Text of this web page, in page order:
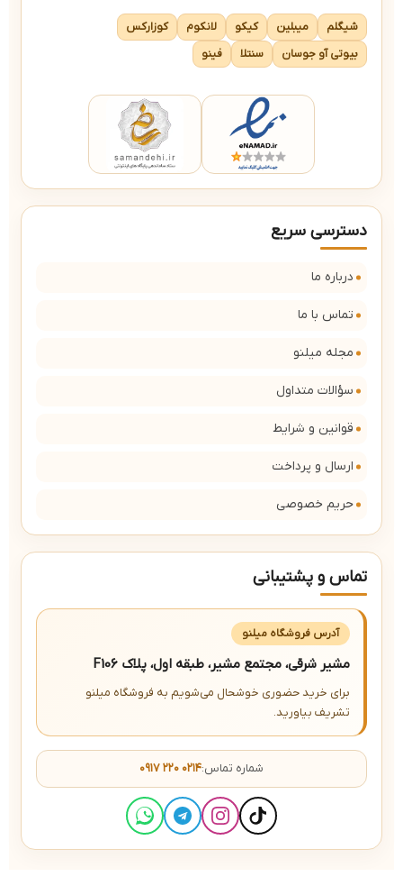
شیگلم میبلین کیکو لانکوم
کوزارکس
بیوتی آو جوسان
سنتلا فینو
دسترسی سریع
درباره ما
تماس با ما
مجله میلنو
سؤالات متداول
قوانین و شرایط
ارسال و پرداخت
حریم خصوصی
تماس و پشتیبانی
آدرس فروشگاه میلنو
مشیر شرقی، مجتمع مشیر، طبقه اول، پلاک F106
برای خرید حضوری خوشحال می‌شویم به فروشگاه میلنو
تشریف بیاورید.
شماره تماس:۰۹۱۷ ۲۲۰ ۰۲۱۴